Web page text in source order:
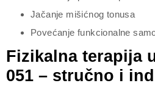
Jačanje mišićnog tonusa
Povećanje funkcionalne
Fizikalna terapija
051 – stručno i